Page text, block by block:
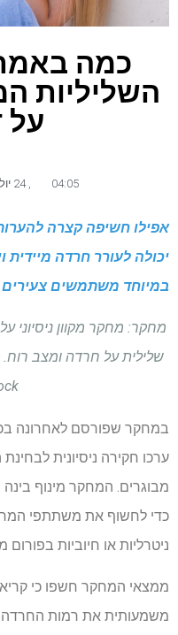
כמה
השליליות
על
04:05 24 יולי 2025
אפילו חשיפה קצרה
יכולה לעורר חרדה מיידית
במיוחד משתמשים
מחקר: מחקר מקוון
במחקר שפורסם לאחרונה
ערכו חקירה ניסיונית
כדי לחשוף את משתתפי
ניטרליות או חיוביות בפורום
ממצאי המחקר חשפו כי
משמעותית את רמות